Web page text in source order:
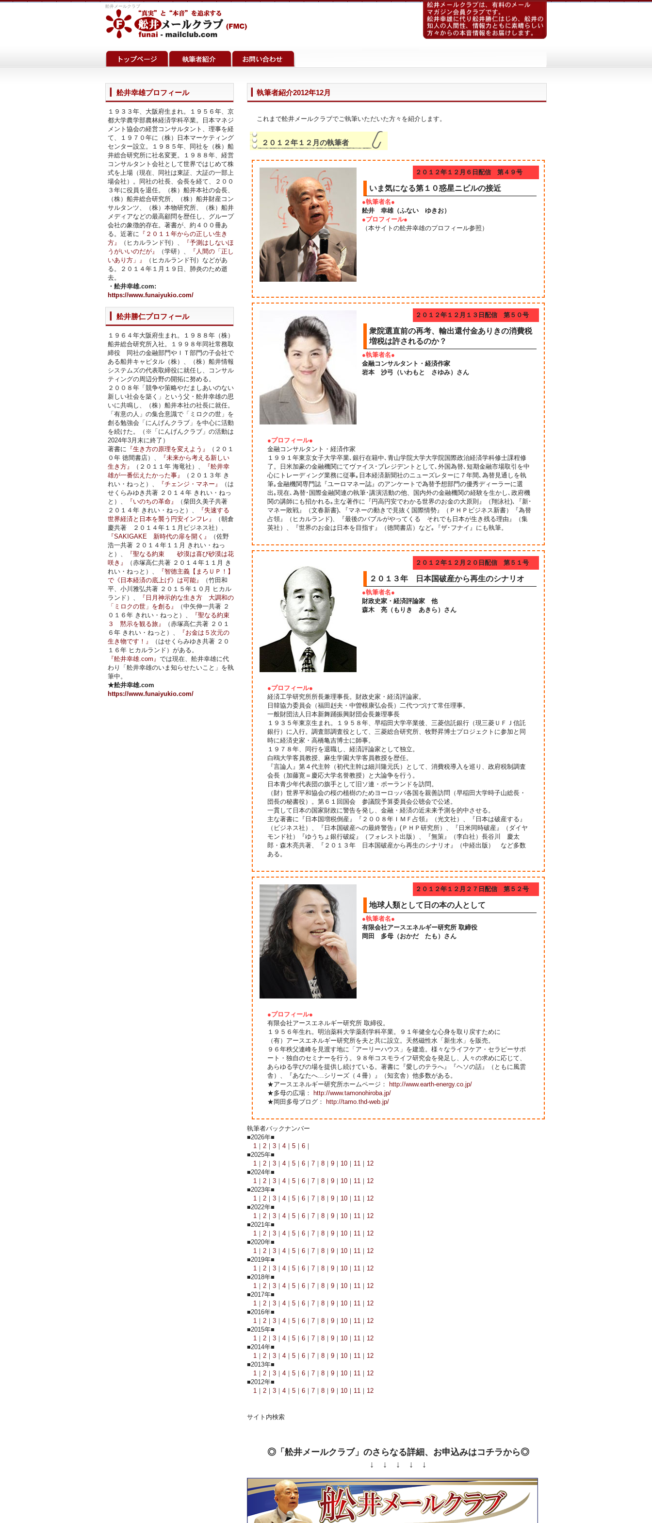
舩井メールクラブ
執筆者紹介2012年12月
これまで舩井メールクラブでご執筆いただいた方々を紹介します。
２０１２年１２月の執筆者
２０１２年１２月６日配信 第４９号
いま気になる第１０惑星ニビルの接近
●執筆者名●
舩井 幸雄（ふない ゆきお）
●プロフィール●
（本サイトの舩井幸雄のプロフィール参照）
２０１２年１２月１３日配信 第５０号
衆院選直前の再考、輸出還付金ありきの消費税
増税は許されるのか？
●執筆者名●
金融コンサルタント・経済作家
岩本 沙弓（いわもと さゆみ）さん
●プロフィール●
金融コンサルタント・経済作家
１９９１年東京女子大学卒業､銀行在籍中､青山学院大学大学院国際政治経済学科修士課程修
了。日米加豪の金融機関にてヴァイス･プレジデントとして､外国為替､短期金融市場取引を中
心にトレーディング業務に従事｡日本経済新聞社のニューズレターに７年間､為替見通しを執
筆｡金融機関専門誌『ユーロマネー誌』のアンケートで為替予想部門の優秀ディーラーに選
出｡現在､為替･国際金融関連の執筆･講演活動の他、国内外の金融機関の経験を生かし､政府機
関の講師にも招かれる｡主な著作に『円高円安でわかる世界のお金の大原則』（翔泳社)､『新･
マネー敗戦』（文春新書)､『マネーの動きで見抜く国際情勢』（ＰＨＰビジネス新書）『為替
占領』（ヒカルランド)、『最後のバブルがやってくる それでも日本が生き残る理由』（集
英社）、『世界のお金は日本を目指す』（徳間書店）など｡『ザ･フナイ』にも執筆。
２０１２年１２月２０日配信 第５１号
２０１３年 日本国破産から再生のシナリオ
●執筆者名●
財政史家・経済評論家 他
森木 亮（もりき あきら）さん
●プロフィール●
経済工学研究所所長兼理事長。財政史家・経済評論家。
日韓協力委員会（福田赳夫・中曽根康弘会長）二代つづけて常任理事。
一般財団法人日本新舞踊振興財団会長兼理事長
１９３５年東京生まれ。１９５８年、早稲田大学卒業後、三菱信託銀行（現三菱ＵＦＪ信託
銀行）に入行。調査部調査役として、三菱総合研究所、牧野昇博士プロジェクトに参加と同
時に経済史家・高橋亀吉博士に師事。
１９７８年、同行を退職し、経済評論家として独立。
白鴎大学客員教授、麻生学園大学客員教授を歴任。
『言論人』第４代主幹（初代主幹は細川隆元氏）として、消費税導入を巡り、政府税制調査
会長（加藤寛＝慶応大学名誉教授）と大論争を行う。
日本青少年代表団の旗手として旧ソ連・ポーランドを訪問。
（財）世界平和協会の桜の植樹のためヨーロッパ各国を親善訪問（早稲田大学時子山総長・
団長の秘書役）。第６１回国会 参議院予算委員会公聴会で公述。
一貫して日本の国家財政に警告を発し、金融・経済の近未来予測を的中させる。
主な著書に『日本国増税倒産』『２００８年ＩＭＦ占領』（光文社）、『日本は破産する』
（ビジネス社）、『日本国破産への最終警告』(ＰＨＰ研究所）、『日米同時破産』（ダイヤ
モンド社）『ゆうちょ銀行破綻』（フォレスト出版）、『無策』（李白社）長谷川 慶太
郎・森木亮共著、『２０１３年 日本国破産から再生のシナリオ』（中経出版） など多数
ある。
２０１２年１２月２７日配信 第５２号
地球人類として日の本の人として
●執筆者名●
有限会社アースエネルギー研究所 取締役
岡田 多母（おかだ たも）さん
●プロフィール●
有限会社アースエネルギー研究所 取締役。
１９５６年生れ。明治薬科大学薬剤学科卒業。９１年健全な心身を取り戻すために
（有）アースエネルギー研究所を夫と共に設立。天然磁性水「新生水」を販売。
９６年秩父連峰を見渡す地に「アーリーハウス」を建造。様々なライフケア・セラピーサポ
ート・独自のセミナーを行う。９８年コスモライフ研究会を発足し、人々の求めに応じて、
あらゆる学びの場を提供し続けている。著書に『愛しのテラへ』『ヘソの話』（ともに風雲
舎）、『あなたへ…シリーズ（４冊）』（知玄舎）他多数がある。
★アースエネルギー研究所ホームページ：
http://www.earth-energy.co.jp/
★多母の広場：
http://www.tamonohiroba.jp/
★岡田多母ブログ：
http://tamo.thd-web.jp/
執筆者バックナンバー
■2026年■
1 ｜ 2 ｜ 3 ｜ 4 ｜ 5 ｜ 6 ｜
■2025年■
1 ｜ 2 ｜ 3 ｜ 4 ｜ 5 ｜ 6 ｜ 7 ｜ 8 ｜ 9 ｜ 10 ｜ 11 ｜ 12
■2024年■
1 ｜ 2 ｜ 3 ｜ 4 ｜ 5 ｜ 6 ｜ 7 ｜ 8 ｜ 9 ｜ 10 ｜ 11 ｜ 12
■2023年■
1 ｜ 2 ｜ 3 ｜ 4 ｜ 5 ｜ 6 ｜ 7 ｜ 8 ｜ 9 ｜ 10 ｜ 11 ｜ 12
■2022年■
1 ｜ 2 ｜ 3 ｜ 4 ｜ 5 ｜ 6 ｜ 7 ｜ 8 ｜ 9 ｜ 10 ｜ 11 ｜ 12
■2021年■
1 ｜ 2 ｜ 3 ｜ 4 ｜ 5 ｜ 6 ｜ 7 ｜ 8 ｜ 9 ｜ 10 ｜ 11 ｜ 12
■2020年■
1 ｜ 2 ｜ 3 ｜ 4 ｜ 5 ｜ 6 ｜ 7 ｜ 8 ｜ 9 ｜ 10 ｜ 11 ｜ 12
■2019年■
1 ｜ 2 ｜ 3 ｜ 4 ｜ 5 ｜ 6 ｜ 7 ｜ 8 ｜ 9 ｜ 10 ｜ 11 ｜ 12
■2018年■
1 ｜ 2 ｜ 3 ｜ 4 ｜ 5 ｜ 6 ｜ 7 ｜ 8 ｜ 9 ｜ 10 ｜ 11 ｜ 12
■2017年■
1 ｜ 2 ｜ 3 ｜ 4 ｜ 5 ｜ 6 ｜ 7 ｜ 8 ｜ 9 ｜ 10 ｜ 11 ｜ 12
■2016年■
1 ｜ 2 ｜ 3 ｜ 4 ｜ 5 ｜ 6 ｜ 7 ｜ 8 ｜ 9 ｜ 10 ｜ 11 ｜ 12
■2015年■
1 ｜ 2 ｜ 3 ｜ 4 ｜ 5 ｜ 6 ｜ 7 ｜ 8 ｜ 9 ｜ 10 ｜ 11 ｜ 12
■2014年■
1 ｜ 2 ｜ 3 ｜ 4 ｜ 5 ｜ 6 ｜ 7 ｜ 8 ｜ 9 ｜ 10 ｜ 11 ｜ 12
■2013年■
1 ｜ 2 ｜ 3 ｜ 4 ｜ 5 ｜ 6 ｜ 7 ｜ 8 ｜ 9 ｜ 10 ｜ 11 ｜ 12
■2012年■
1 ｜ 2 ｜ 3 ｜ 4 ｜ 5 ｜ 6 ｜ 7 ｜ 8 ｜ 9 ｜ 10 ｜ 11 ｜ 12
サイト内検索
◎「舩井メールクラブ」のさらなる詳細、お申込みはコチラから◎
↓ ↓ ↓ ↓ ↓
舩井幸雄プロフィール
１９３３年、大阪府生まれ。１９５６年、京
都大学農学部農林経済学科卒業。日本マネジ
メント協会の経営コンサルタント、理事を経
て、１９７０年に（株）日本マーケティング
センター設立。１９８５年、同社を（株）船
井総合研究所に社名変更。１９８８年、経営
コンサルタント会社として世界ではじめて株
式を上場（現在、同社は東証、大証の一部上
場会社）。同社の社長、会長を経て、２００
３年に役員を退任。（株）船井本社の会長、
（株）船井総合研究所、（株）船井財産コン
サルタンツ、（株）本物研究所、（株）船井
メディアなどの最高顧問を歴任し、グループ
会社の象徴的存在。著書が、約４００冊あ
る。近著に 『２０１１年からの正しい生き
方』
（ヒカルランド刊）、
『予測はしないほ
うがいいのだが』
（学研）、
『人間の「正し
いあり方」』
（ヒカルランド刊）などがあ
る。２０１４年１月１９日、肺炎のため逝
去。
・舩井幸雄.com:
https://www.funaiyukio.com/
舩井勝仁プロフィール
１９６４年大阪府生まれ。１９８８年（株）
船井総合研究所入社。１９９８年同社常務取
締役 同社の金融部門やＩＴ部門の子会社で
ある船井キャピタル（株）、（株）船井情報
システムズの代表取締役に就任し、コンサル
ティングの周辺分野の開拓に努める。
２００８年「競争や策略やだましあいのない
新しい社会を築く」という父・舩井幸雄の思
いに共鳴し、（株）船井本社の社長に就任。
「有意の人」の集合意識で「ミロクの世」を
創る勉強会「にんげんクラブ」を中心に活動
を続けた。（※「にんげんクラブ」の活動は
2024年3月末に終了）
著書に 『生き方の原理を変えよう』
（２０１
０年 徳間書店）、
『未来から考える新しい
生き方』
（２０１１年 海竜社）、
『舩井幸
雄が一番伝えたかった事』
（２０１３年 き
れい・ねっと）、
『チェンジ・マネー』
（は
せくらみゆき共著 ２０１４年 きれい・ねっ
と）、
『いのちの革命』
（柴田久美子共著
２０１４年 きれい・ねっと）、
『失速する
世界経済と日本を襲う円安インフレ』
（朝倉
慶共著 ２０１４年１１月ビジネス社）、
『SAKIGAKE 新時代の扉を開く』
（佐野
浩一共著 ２０１４年１１月 きれい・ねっ
と）、
『聖なる約束 砂漠は喜び砂漠は花
咲き』
（赤塚高仁共著 ２０１４年１１月 き
れい・ねっと）、
『智徳主義【まろＵＰ！】
で《日本経済の底上げ》は可能』
（竹田和
平、小川雅弘共著 ２０１５年１０月 ヒカル
ランド）、
『日月神示的な生き方 大調和の
「ミロクの世」を創る』
（中矢伸一共著 ２
０１６年 きれい・ねっと）、
『聖なる約束
３ 黙示を観る旅』
（赤塚高仁共著 ２０１
６年 きれい・ねっと）、
『お金は５次元の
生き物です！』
（はせくらみゆき共著 ２０
１６年 ヒカルランド）がある。
『舩井幸雄.com』 では現在、舩井幸雄に代
わり「舩井幸雄のいま知らせたいこと」を執
筆中。
★舩井幸雄.com
https://www.funaiyukio.com/